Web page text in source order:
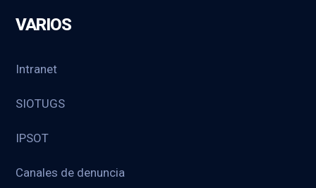
VARIOS
Intranet
SIOTUGS
IPSOT
Canales de denuncia